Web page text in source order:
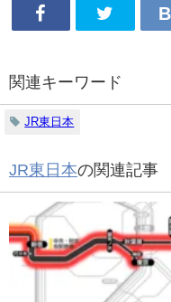
関連キーワード
JR東日本
JR東日本の関連記事